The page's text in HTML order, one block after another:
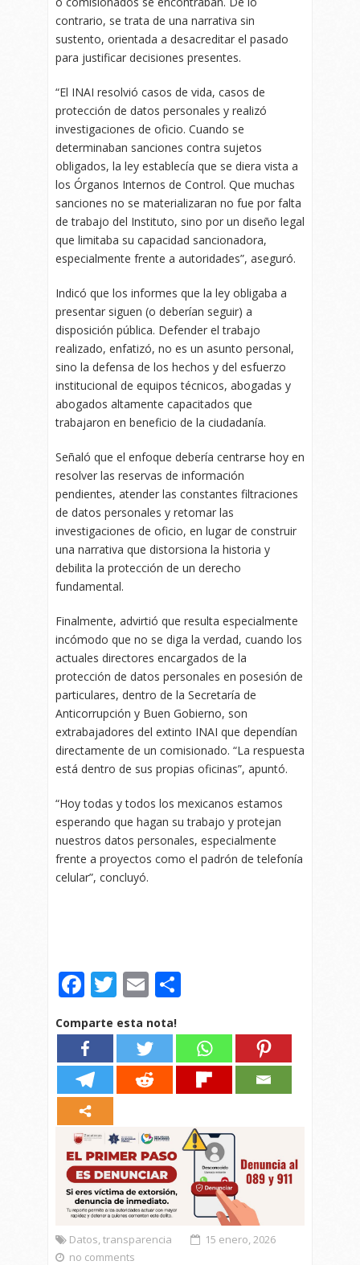
contrario, se trata de una narrativa sin
sustento, orientada a desacreditar el pasado
para justificar decisiones presentes.
“El INAI resolvió casos de vida, casos de
protección de datos personales y realizó
investigaciones de oficio. Cuando se
determinaban sanciones contra sujetos
obligados, la ley establecía que se diera vista a
los Órganos Internos de Control. Que muchas
sanciones no se materializaran no fue por falta
de trabajo del Instituto, sino por un diseño legal
que limitaba su capacidad sancionadora,
especialmente frente a autoridades”, aseguró.
Indicó que los informes que la ley obligaba a
presentar siguen (o deberían seguir) a
disposición pública. Defender el trabajo
realizado, enfatizó, no es un asunto personal,
sino la defensa de los hechos y del esfuerzo
institucional de equipos técnicos, abogadas y
abogados altamente capacitados que
trabajaron en beneficio de la ciudadanía.
Señaló que el enfoque debería centrarse hoy en
resolver las reservas de información
pendientes, atender las constantes filtraciones
de datos personales y retomar las
investigaciones de oficio, en lugar de construir
una narrativa que distorsiona la historia y
debilita la protección de un derecho
fundamental.
Finalmente, advirtió que resulta especialmente
incómodo que no se diga la verdad, cuando los
actuales directores encargados de la
protección de datos personales en posesión de
particulares, dentro de la Secretaría de
Anticorrupción y Buen Gobierno, son
extrabajadores del extinto INAI que dependían
directamente de un comisionado. “La respuesta
está dentro de sus propias oficinas”, apuntó.
“Hoy todas y todos los mexicanos estamos
esperando que hagan su trabajo y protejan
nuestros datos personales, especialmente
frente a proyectos como el padrón de telefonía
celular”, concluyó.
Facebook
Twitter
Email
Comparte esta nota!
Datos,transparencia
15 enero, 2026
no comments